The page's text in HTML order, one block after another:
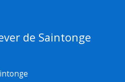
de Saintonge